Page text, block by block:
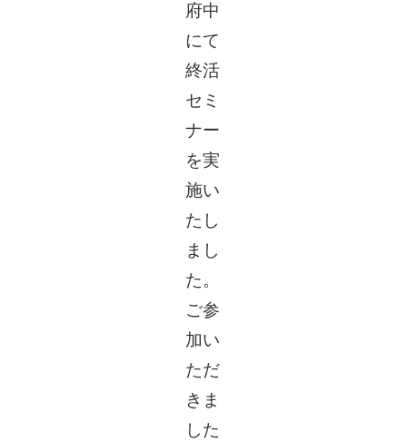
府中
にて
終活
セミ
ナー
を実
施い
たし
まし
た。
ご参
加い
ただ
きま
した